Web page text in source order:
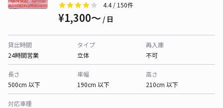
4.4/ 150件
¥1,300〜 / 日
貸出時間
24時間営業
タイプ
立体
再入庫
不可
長さ
500cm 以下
車幅
190cm 以下
高さ
210cm 以下
対応車種